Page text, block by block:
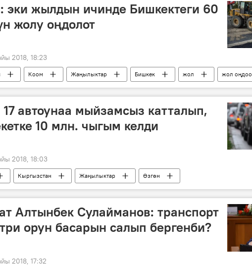
эки жылдын ичинде Бишкектеги 60
жолу оңдолот
2018, 18:23
Коом Жаңылыктар Бишкек жол
жол оңдоо
17 автоунаа мыйзамсыз катталып,
10 млн. чыгым келди
2018, 18:03
Кыргызстан Жаңылыктар
Өзгөн
каттоо кызматы
кылмыш чыгым унаа
Алтынбек Сулайманов: транспорт
орун басарын салып бергенби?
2018, 17:32